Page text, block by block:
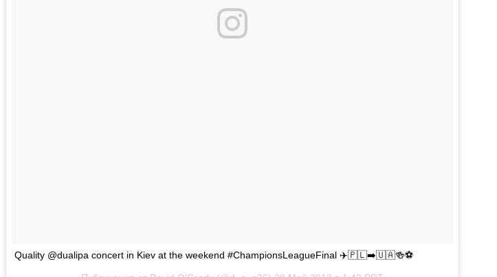
Quality @dualipa concert in Kiev at the weekend #ChampionsLeagueFinal ✈️🇵🇱➡️🇺🇦🍻⚽️